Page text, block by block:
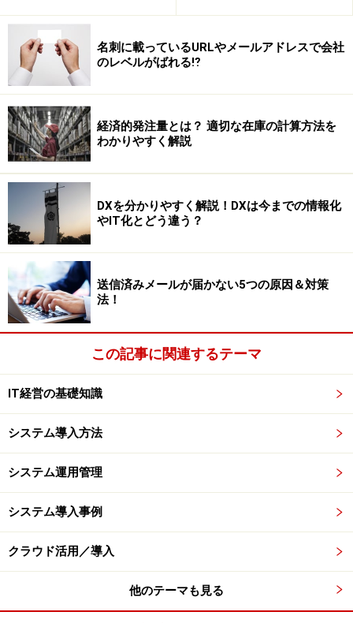
ビジネスメールでの自分の名前の書き方・
設定方法
まずは上司や先輩に、署名のテンプレートがないか問い
合わせてみましょう。なければ自分で作ります。署名に
は会社名、所属部署、名前、メールアドレス、会社の
URLを記載。所属部署の電話番号やFAX番号を入れメー
ル以外の連絡手段を記載しておくと、相手はメールを見
るだけで電話のアクションを起こせます。ただし、長い
署名は迷惑ですので多くても4、5行にまとめます。1行
目には本文と署名の違いが分かるように区切り線をいれ
ましょう。また難しい名前は読み方を補います。
--------------------------------------------------------
株式会社ABC 資材部第1課 水谷 哲也（みずたに て
つや）
TEL: 000-1111-2222 FAX: 000-1111-3333
URL: http://abc.co.jp/
「URL: http://abc.co.jp/」と「URL:」の間に半角もしく
は全角の空白を1文字以上入れてください。署名にURLが
あるとクリックするだけで、ホームページが表示されま
す。間に空白がないと「URL:」もホームページアドレス
名刺に載っているURLやメールアドレスで会社
のレベルがばれる⁉
経済的発注量とは？ 適切な在庫の計算方法を
わかりやすく解説
DXを分かりやすく解説！DXは今までの情報化
やIT化とどう違う？
送信済みメールが届かない5つの原因＆対策
法！
この記事に関連するテーマ
IT経営の基礎知識
システム導入方法
システム運用管理
システム導入事例
クラウド活用／導入
他のテーマも見る